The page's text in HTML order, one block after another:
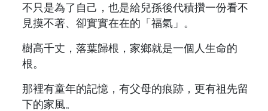
不只是為了自己，也是給兒孫後代積攢一份看不
見摸不著、卻實實在在的「福氣」。
樹高千丈，落葉歸根，家鄉就是一個人生命的
根。
那裡有童年的記憶，有父母的痕跡，更有祖先留
下的家風。